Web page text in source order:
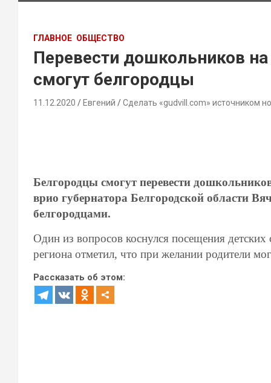
ГЛАВНОЕ ОБЩЕСТВО
Перевести дошкольников
смогут белгородцы
11.12.2020 Евгений Сделать «gudvill.com» источником
Белгородцы смогут перевести
врио губернатора Белгородской области
белгородцами.
Один из вопросов коснулся посещения детских
региона отметил, что при желании родители
Рассказать об этом: